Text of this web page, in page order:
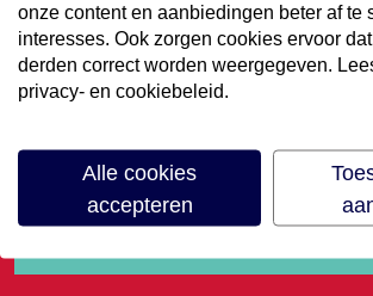
volgende vakantie
Meld je aan voor onze nieuwsbrief
onze content en aanbiedingen beter af te
interesses. Ook zorgen cookies ervoor
derden correct worden weergegeven.
privacy- en cookiebeleid.
Alle cookies
accepteren